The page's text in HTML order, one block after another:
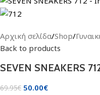
Αρχική σελίδα/Shop/
Back to products
SEVEN SNEAKERS
69.95€ 50.00€